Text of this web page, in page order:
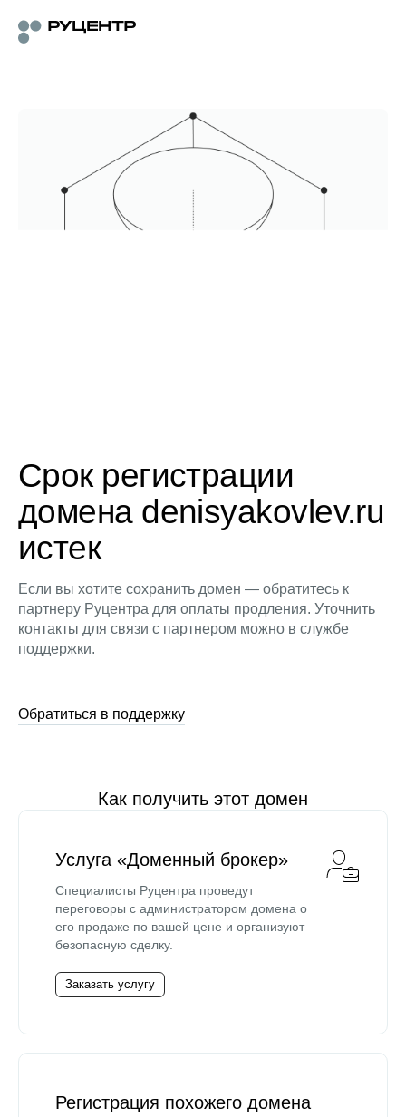
Срок регистрации
домена denisyakovlev.ru
истек
Если вы хотите сохранить домен — обратитесь к
партнеру Руцентра для оплаты продления. Уточнить
контакты для связи с партнером можно в службе
поддержки.
Обратиться в поддержку
Как получить этот домен
Услуга «Доменный брокер»
Специалисты Руцентра проведут
переговоры с администратором домена о
его продаже по вашей цене и организуют
безопасную сделку.
Заказать услугу
Регистрация похожего домена